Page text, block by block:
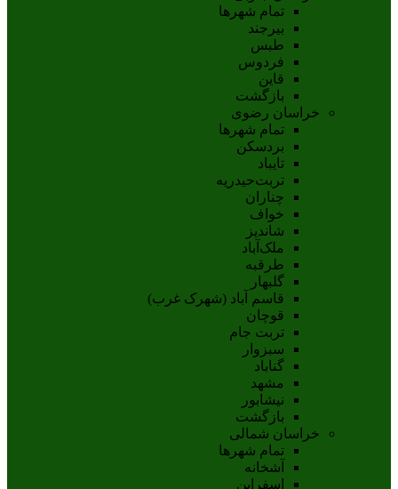
تمام شهر‌ها
بيرجند
طبس
فردوس
قاين
بازگشت
خراسان رضوی
تمام شهر‌ها
بردسکن
تایباد
تربت‌حیدریه
چناران
خواف
شاندیز
ملک‌آباد
طرقبه
گلبهار
قاسم آباد (شهرک غرب)
قوچان
تربت جام
سبزوار
گناباد
مشهد
نيشابور
بازگشت
خراسان شمالی
تمام شهر‌ها
آشخانه
اسفراين